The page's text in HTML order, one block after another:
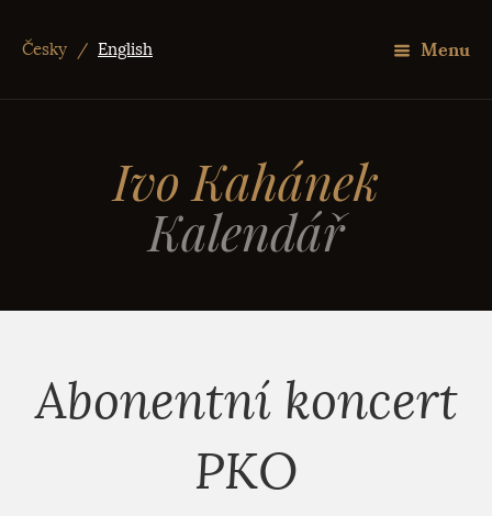
Menu
Česky / English
Ivo Kahánek
Kalendář
Abonentní koncert
PKO